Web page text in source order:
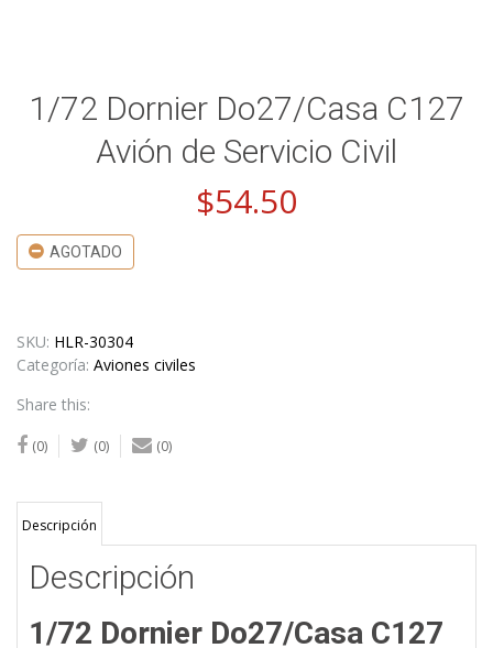
1/72 Dornier Do27/Casa C127
Avión de Servicio Civil
$54.50
AGOTADO
SKU: HLR-30304
Categoría: Aviones civiles
Share this:
(0) (0) (0)
Descripción
Descripción
1/72 Dornier Do27/Casa C127